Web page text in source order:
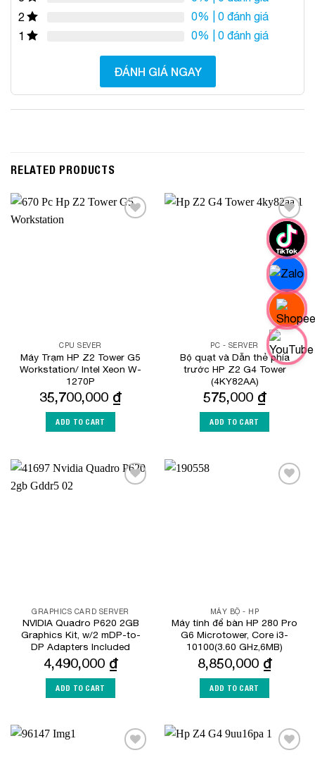
2
0% | 0 đánh giá
1
0% | 0 đánh giá
ĐÁNH GIÁ NGAY
RELATED PRODUCTS
CPU SEVER
Máy Trạm HP Z2 Tower G5
Workstation/ Intel Xeon W-
1270P
35,700,000 ₫
ADD TO CART
Add to
Wishlist
PC - SERVER
Bộ quạt và Dẫn thẻ phía
trước HP Z2 G4 Tower
(4KY82AA)
575,000 ₫
ADD TO CART
GRAPHICS CARD SERVER
NVIDIA Quadro P620 2GB
Graphics Kit, w/2 mDP-to-
DP Adapters Included
4,490,000 ₫
ADD TO CART
MÁY BỘ - HP
Máy tính để bàn HP 280 Pro
G6 Microtower, Core i3-
10100(3.60 GHz,6MB)
8,850,000 ₫
ADD TO CART